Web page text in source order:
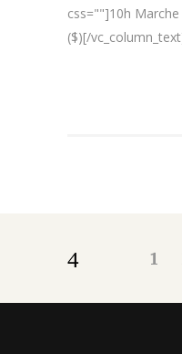
css=""]10h
($)[/
1